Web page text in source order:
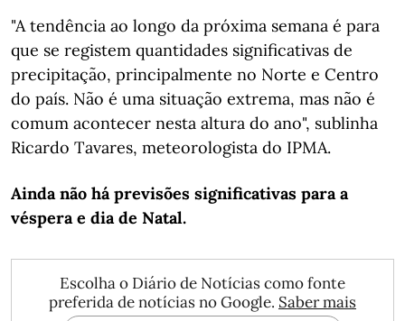
"A tendência ao longo da próxima semana é para
que se registem quantidades significativas de
precipitação, principalmente no Norte e Centro
do país. Não é uma situação extrema, mas não é
comum acontecer nesta altura do ano", sublinha
Ricardo Tavares, meteorologista do IPMA.
Ainda não há previsões significativas para a
véspera e dia de Natal.
Escolha o Diário de Notícias como fonte
preferida de notícias no Google. Saber mais